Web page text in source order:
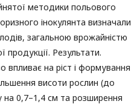
методики польового
інокулянта визначали
загальною врожайністю
продукції. Результати.
впливає на ріст і формування
висоти рослин (до
0,7–1,4 см та розширення